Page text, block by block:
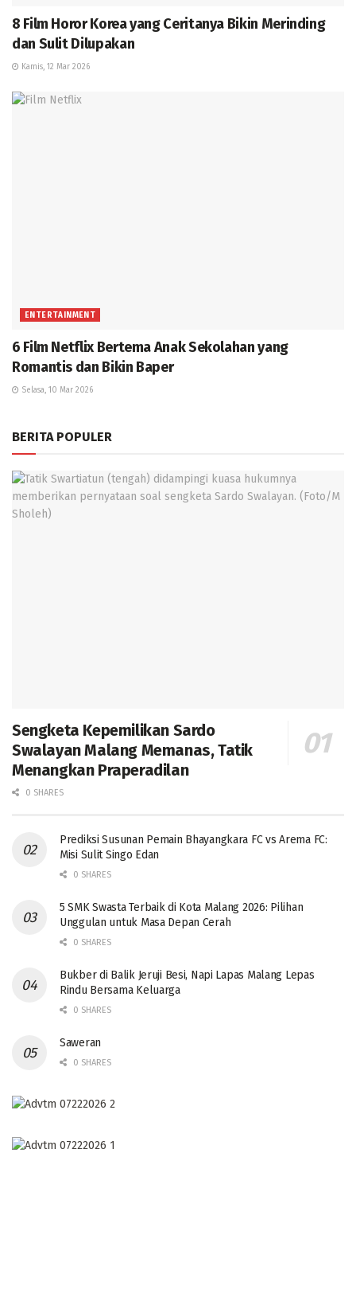
8 Film Horor Korea yang Ceritanya Bikin Merinding
dan Sulit Dilupakan
Kamis, 12 Mar 2026
ENTERTAINMENT
6 Film Netflix Bertema Anak Sekolahan yang
Romantis dan Bikin Baper
Selasa, 10 Mar 2026
BERITA POPULER
Sengketa Kepemilikan Sardo
Swalayan Malang Memanas, Tatik
Menangkan Praperadilan
0 SHARES
Prediksi Susunan Pemain Bhayangkara FC vs Arema FC:
Misi Sulit Singo Edan
0 SHARES
5 SMK Swasta Terbaik di Kota Malang 2026: Pilihan
Unggulan untuk Masa Depan Cerah
0 SHARES
Bukber di Balik Jeruji Besi, Napi Lapas Malang Lepas
Rindu Bersama Keluarga
0 SHARES
Saweran
0 SHARES